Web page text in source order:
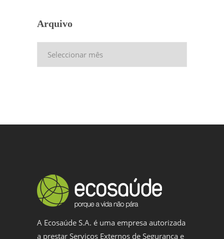
Arquivo
A Ecosaúde S.A. é uma empresa autorizada
a prestar Serviços Externos de Segurança e